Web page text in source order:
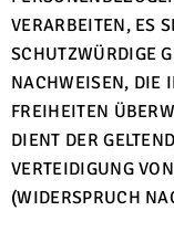
VERARBEITEN, ES
SCHUTZWÜRDIGE
NACHWEISEN, DIE
FREIHEITEN
DIENT DER
VERTEIDIGUNG
(WIDERSPRUCH